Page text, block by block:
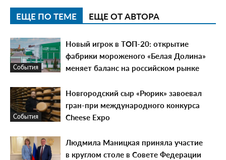
ЕЩЕ ПО ТЕМЕ ЕЩЕ ОТ АВТОРА
События
Новый игрок в ТОП-20: открытие
фабрики мороженого «Белая Долина»
меняет баланс на российском рынке
События
Новгородский сыр «Рюрик» завоевал
гран-при международного конкурса
Cheese Expo
Людмила Маницкая приняла участие
в круглом столе в Совете Федерации